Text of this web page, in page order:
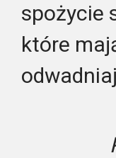
spożycie
które